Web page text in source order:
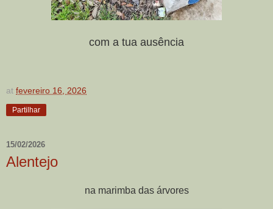
com a tua ausência
at fevereiro 16, 2026
Partilhar
15/02/2026
Alentejo
na marimba das árvores